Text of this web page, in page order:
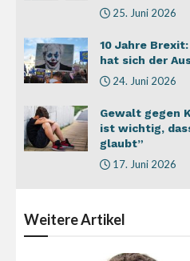
25. Juni 2026
10 Jahre
hat sich der
24. Juni 2026
Gewalt gegen
ist wichtig,
glaubt”
17. Juni 2026
WeitereArtikel